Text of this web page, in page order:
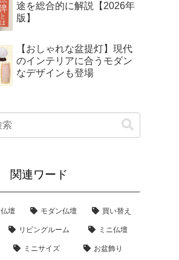
途を総合的に解説【2026年
版】
【おしゃれな盆提灯】現代
のインテリアに合うモダン
なデザインも登場
関連ワード
仏壇 モダン仏壇 買い替え
リビングルーム ミニ仏壇
ミニサイズ お盆飾り